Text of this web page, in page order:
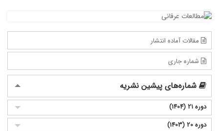
مقالات آماده انتشار
شماره جاری
شماره‌های پیشین نشریه
دوره 21 (1404)
دوره 20 (1403)